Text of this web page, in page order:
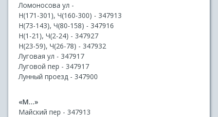
Ломоносова ул -
Н(171-301), Ч(160-300) - 347913
Н(73-143), Ч(80-158) - 347916
Н(1-21), Ч(2-24) - 347927
Н(23-59), Ч(26-78) - 347932
Луговая ул - 347917
Луговой пер - 347917
Лунный проезд - 347900
«М...»
Майский пер - 347913